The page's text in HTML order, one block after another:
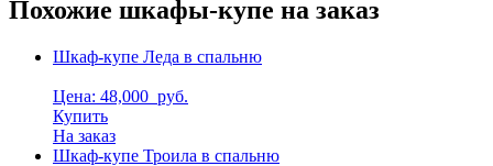
Похожие шкафы-купе на заказ
Шкаф-купе Леда в спальню
Цена: 48,000 руб.
Купить
На заказ
Шкаф-купе Троила в спальню